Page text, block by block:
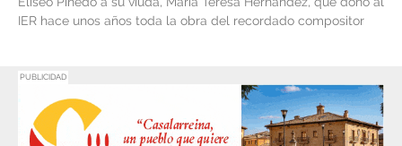
IER hace unos años toda la obra del recordado compositor
PUBLICIDAD